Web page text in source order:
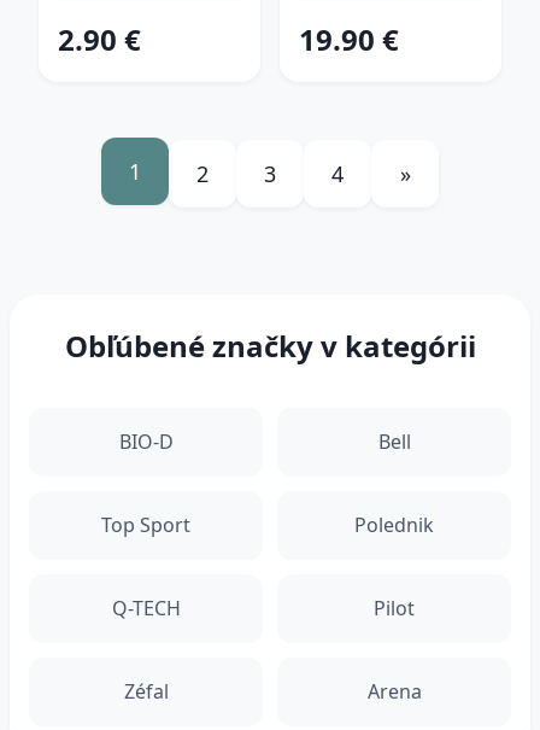
Brownies +
2.90 €
regeneráciu) -
19.90 €
1 2 3 4 »
Obľúbené značky v kategórii
BIO-D Bell
Top Sport Polednik
Q-TECH Pilot
Zéfal Arena